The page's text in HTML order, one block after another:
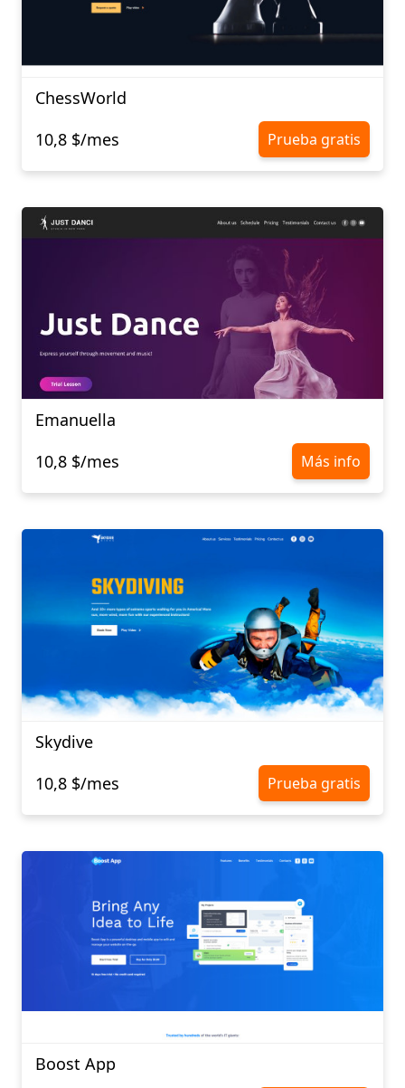
ChessWorld
10,8 $/mes
Prueba gratis
Emanuella
10,8 $/mes
Más info
Skydive
10,8 $/mes
Prueba gratis
Boost App